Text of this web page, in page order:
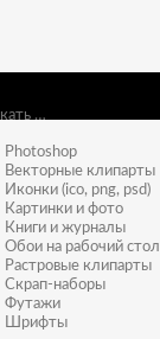
Photoshop
Векторные клипарты
Иконки (ico, png, psd)
Картинки и фото
Книги и журналы
Обои на рабочий стол
Растровые клипарты
Скрап-наборы
Футажи
Шрифты